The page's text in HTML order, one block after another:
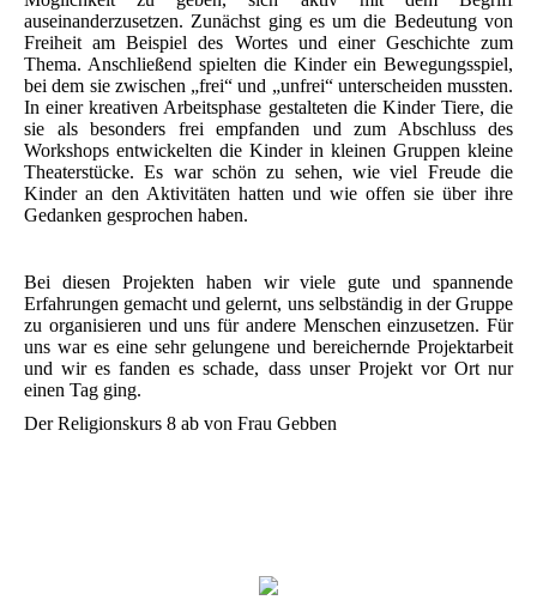
auseinanderzusetzen. Zunächst ging es um die Bedeutung von
Freiheit am Beispiel des Wortes und einer Geschichte zum
Thema. Anschließend spielten die Kinder ein Bewegungsspiel,
bei dem sie zwischen „frei“ und „unfrei“ unterscheiden mussten.
In einer kreativen Arbeitsphase gestalteten die Kinder Tiere, die
sie als besonders frei empfanden und zum Abschluss des
Workshops entwickelten die Kinder in kleinen Gruppen kleine
Theaterstücke. Es war schön zu sehen, wie viel Freude die
Kinder an den Aktivitäten hatten und wie offen sie über ihre
Gedanken gesprochen haben.
Bei diesen Projekten haben wir viele gute und spannende
Erfahrungen gemacht und gelernt, uns selbständig in der Gruppe
zu organisieren und uns für andere Menschen einzusetzen. Für
uns war es eine sehr gelungene und bereichernde Projektarbeit
und wir es fanden es schade, dass unser Projekt vor Ort nur
einen Tag ging.
Der Religionskurs 8 ab von Frau Gebben